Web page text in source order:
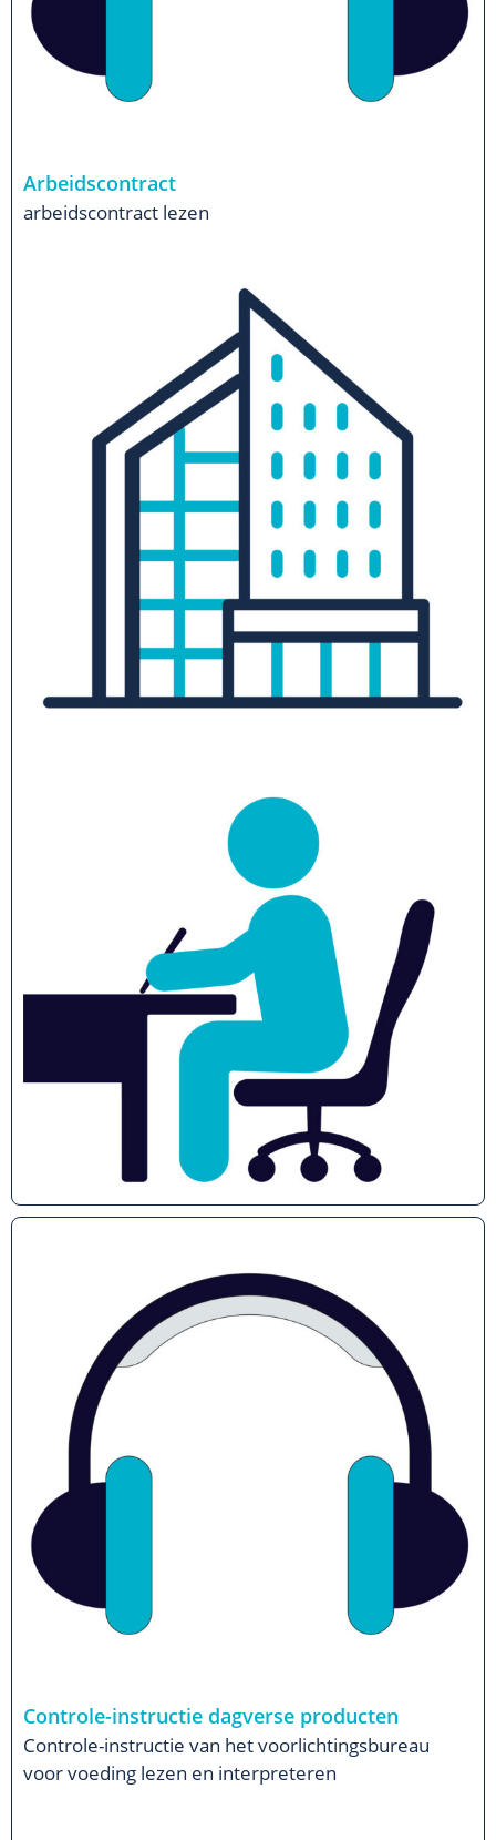
Arbeidscontract
arbeidscontract lezen
Controle-instructie dagverse producten
Controle-instructie van het voorlichtingsbureau
voor voeding lezen en interpreteren